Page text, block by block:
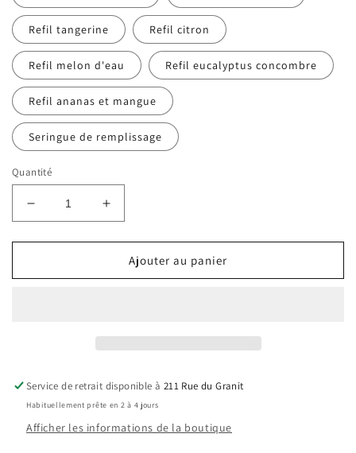
Refil tangerine Refil citron
Refil melon d'eau Refil eucalyptus concombre
Refil ananas et mangue
Seringue de remplissage
Quantité
Réduire
la
quantité
Désinfectant
et
d&#39;aloès
Augmenter
la
quantité
Désinfectant
et
d&#39;aloès
Ajouter au panier
Service de retrait disponible à 211 Rue du Granit
Habituellement prête en 2 à 4 jours
Afficher les informations de la boutique